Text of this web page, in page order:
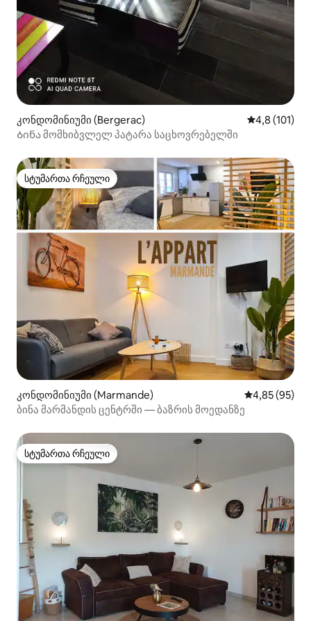
კონდომინიუმი (Bergerac) საშუალო
4,8 (101)
Ბინა მომხიბვლელ პატარა საცხოვრებელში
სტუმართა რჩეული
სტუმართა რჩეული
კონდომინიუმი (Marmande) საშუალო
4,85 (95)
ბინა მარმანდის ცენტრში — ბაზრის მოედანზე
სტუმართა რჩეული
სტუმართა რჩეული